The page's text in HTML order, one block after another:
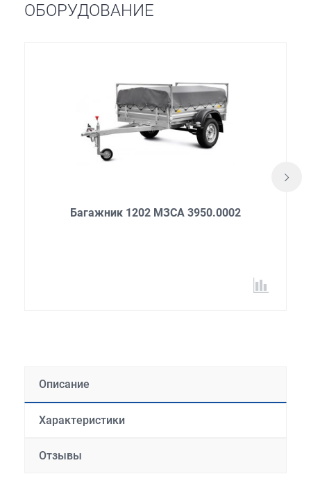
ОБОРУДОВАНИЕ
Багажник 1202 МЗСА 3950.0002
Описание
Характеристики
Отзывы